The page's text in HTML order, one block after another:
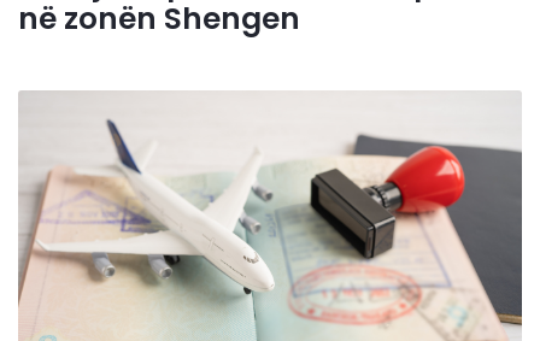
në zonën Shengen